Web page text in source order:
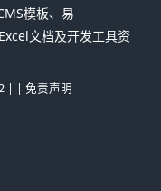
模板、易
文档及开发工具资
| | 免责声明